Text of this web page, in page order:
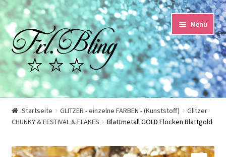
Zur
Navigation
springen
Springe
zum
Inhalt
Menü
Start
AGB und Kundeninformationen
Datenschutzerklärung
Startseite GLITZER - einzelne FARBEN - (Kunststoff)
Glitzer
CHUNKY & FESTIVAL & FLAKES
Blattmetall GOLD Flocken Blattgold